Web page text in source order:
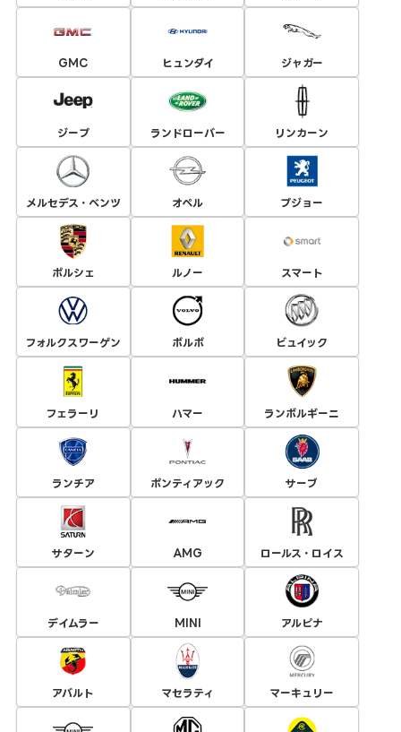
GMC ヒュンダイ ジャガー
ジープ ランドローバー リンカーン
メルセデス・ベンツ オペル プジョー
ポルシェ ルノー スマート
フォルクスワーゲン ボルボ ビュイック
フェラーリ ハマー ランボルギーニ
ランチア ポンティアック サーブ
サターン AMG ロールス・ロイス
デイムラー MINI アルピナ
アバルト マセラティ マーキュリー